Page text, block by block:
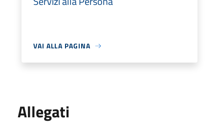
VAI ALLA PAGINA
Allegati